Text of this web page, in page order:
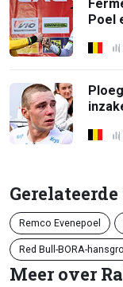
Poel
Gerelateerde
Remco Evenepoel
Red Bull-BORA-
Meer over